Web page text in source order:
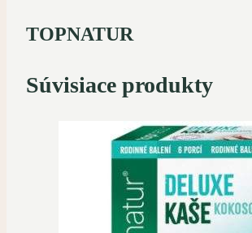
TOPNATUR
Súvisiace produkty